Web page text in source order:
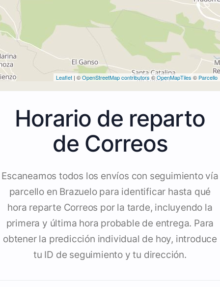
Leaflet | ©OpenStreetMap contributors ©OpenMapTiles © Parcello
Horario de reparto
de Correos
Escaneamos todos los envíos con seguimiento vía
parcello en Brazuelo para identificar hasta qué
hora reparte Correos por la tarde, incluyendo la
primera y última hora probable de entrega. Para
obtener la predicción individual de hoy, introduce
tu ID de seguimiento y tu dirección.